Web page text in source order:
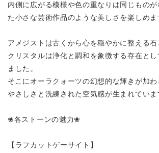
内側に広がる模様や色の重なりは同じもの
た小さな芸術作品のような美しさを楽しめま
アメジストは古くから心を穏やかに整える石
クリスタルは浄化と調和を象徴する存在とし
ました。
そこにオーラクォーツの幻想的な輝きが加
やさしさと洗練された空気感が生まれていま
❀各ストーンの魅力❀
【ラフカットゲーサイト】